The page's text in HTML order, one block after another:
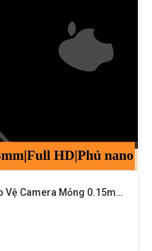
Miếng Dán Kính Cường Lực Bảo Vệ Camera Mỏng 0.15mm Cho IPhone Xs Max Hiệu BASEUS